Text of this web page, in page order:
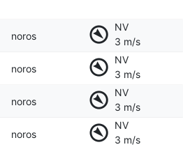
noros
NV
3 m/s
noros
NV
3 m/s
noros
NV
3 m/s
noros
NV
3 m/s